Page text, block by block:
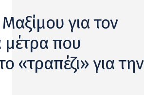
για τον
μέτρα που
«τραπέζι» για την